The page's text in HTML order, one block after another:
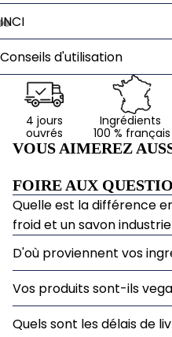
Ouvrir
l’image
plein
écran
Ouvrir
l’image
plein
écran
Ouvrir
l’image
plein
écran
INCI
Conseils d'utilisation
4 jours
ouvrés
Ingrédients
100 % français
VOUS AIMEREZ
FOIRE AUX
Quelle est la différence
froid et un savon
D'où proviennent vos
Vos produits sont-ils
Quels sont les délais de